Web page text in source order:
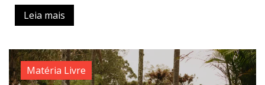
Leia mais
Matéria Livre